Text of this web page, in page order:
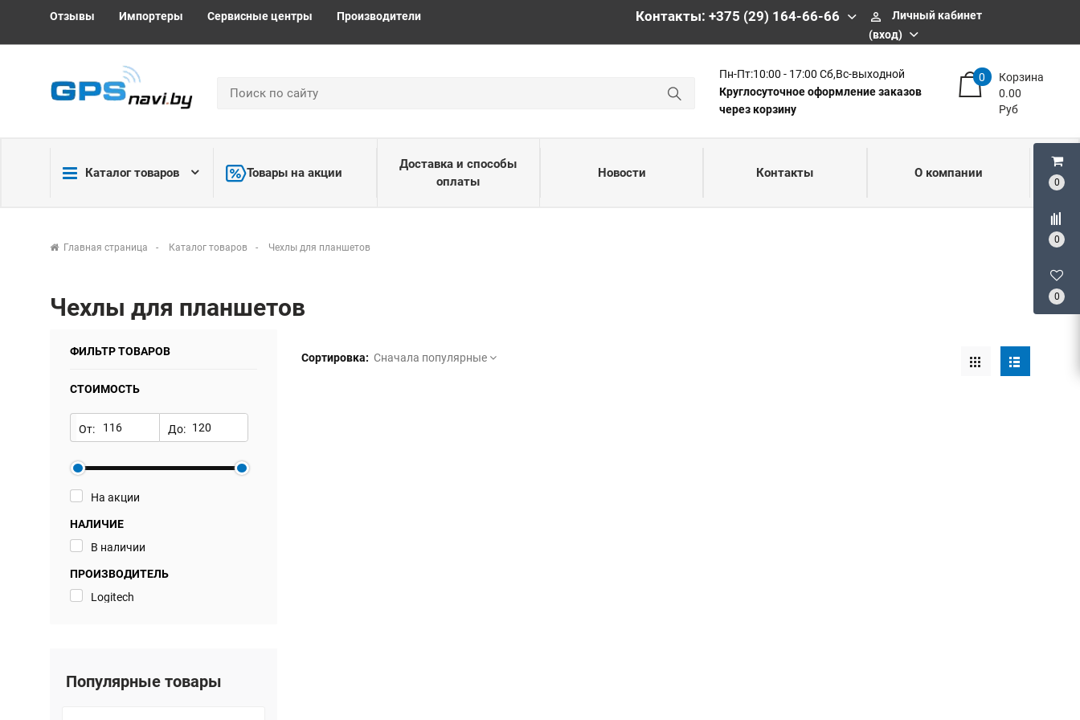
0
0
0
Отзывы Импортеры Сервисные центры Производители Контакты: +375 (29) 164-66-66 perm_identity
Личный кабинет
(вход)
Пн-Пт:10:00 - 17:00 Сб,Вс-выходной
Круглосуточное оформление заказов
через корзину
Корзина
0
0.00
Руб
Каталог товаров Товары на акции
Доставка и способы
оплаты
Новости Контакты О компании
Главная страница Каталог товаров Чехлы для планшетов
Чехлы для планшетов
ФИЛЬТР ТОВАРОВ
СТОИМОСТЬ
От: До:
На акции
НАЛИЧИЕ
В наличии
ПРОИЗВОДИТЕЛЬ
Logitech
Популярные товары
Сортировка: Сначала популярные